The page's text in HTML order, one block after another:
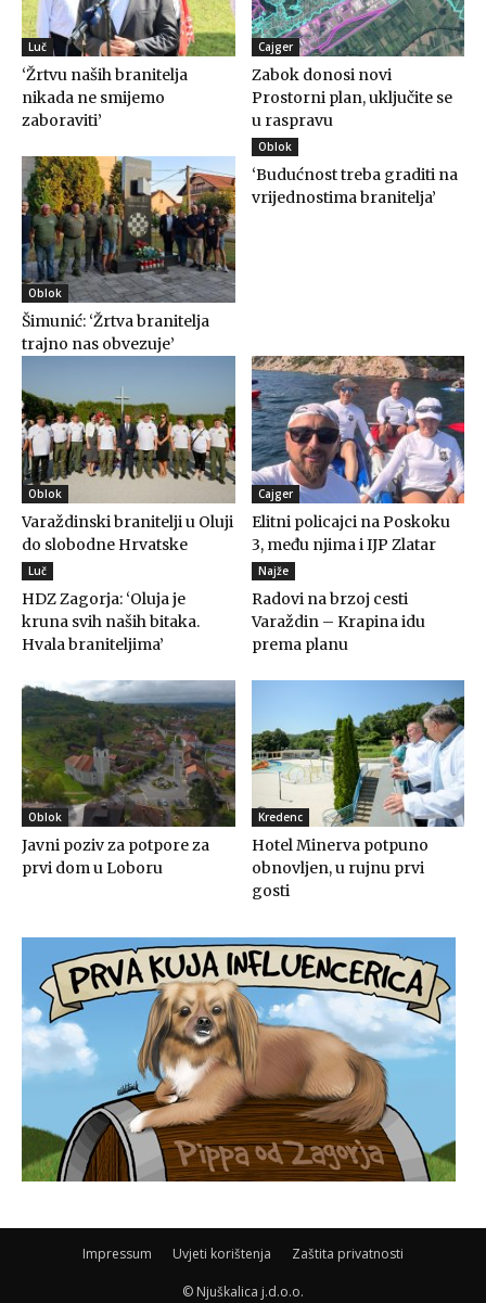
Luč
‘Žrtvu naših branitelja
nikada ne smijemo
zaboraviti’
Cajger
Zabok donosi novi
Prostorni plan, uključite se
u raspravu
Oblok
Šimunić: ‘Žrtva branitelja
trajno nas obvezuje’
Oblok
‘Budućnost treba graditi na
vrijednostima branitelja’
Oblok
Varaždinski branitelji u Oluji
do slobodne Hrvatske
Cajger
Elitni policajci na Poskoku
3, među njima i IJP Zlatar
Luč
HDZ Zagorja: ‘Oluja je
kruna svih naših bitaka.
Hvala braniteljima’
Najže
Radovi na brzoj cesti
Varaždin – Krapina idu
prema planu
Oblok
Javni poziv za potpore za
prvi dom u Loboru
Kredenc
Hotel Minerva potpuno
obnovljen, u rujnu prvi
gosti
Impressum Uvjeti korištenja Zaštita privatnosti
© Njuškalica j.d.o.o.